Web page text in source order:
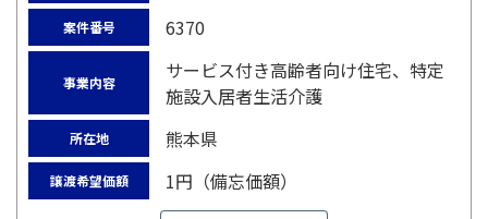
案件番号 6370
事業内容
サービス付き高齢者向け住宅、特定
施設入居者生活介護
所在地 熊本県
譲渡希望価額 1円（備忘価額）